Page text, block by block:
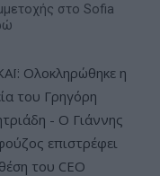
στο Sofia